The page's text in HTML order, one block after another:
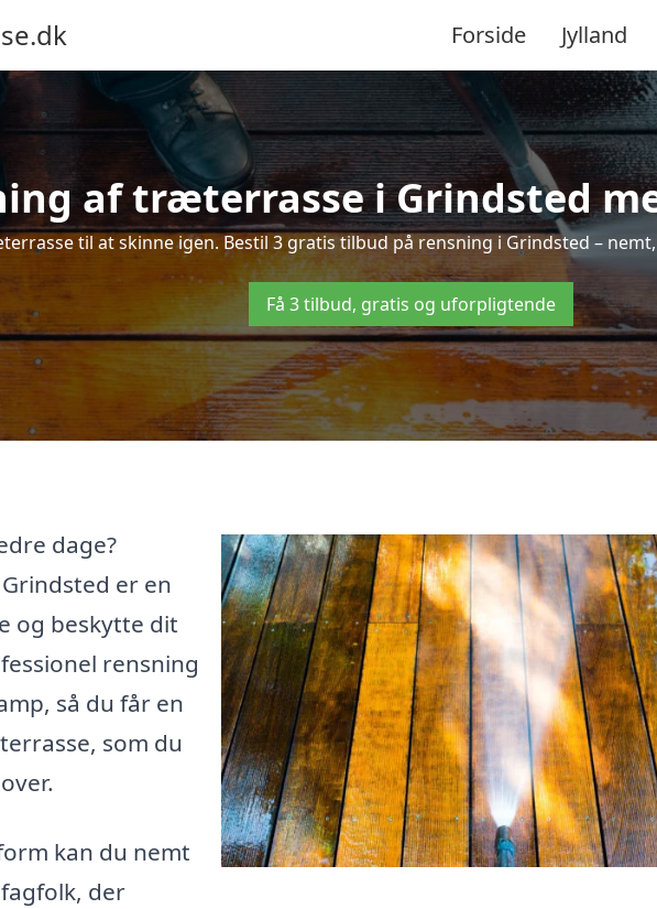
Forside Jylland
af træterrasse i Grindsted
til at skinne igen. Bestil 3 gratis tilbud på rensning i Grindsted –
Få 3 tilbud, gratis og uforpligtende
dage?
er en
og beskytte dit
rensning
så du får en
som du
kan du nemt
der